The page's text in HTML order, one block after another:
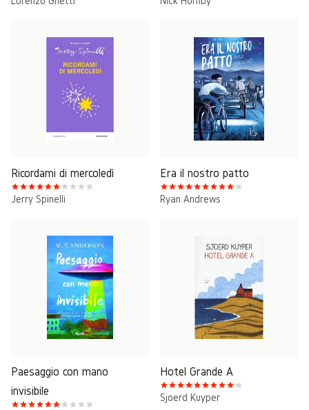
Ricordami di mercoledì
Jerry Spinelli
Era il nostro patto
Ryan Andrews
Paesaggio con mano
invisibile
Hotel Grande A
Sjoerd Kuyper